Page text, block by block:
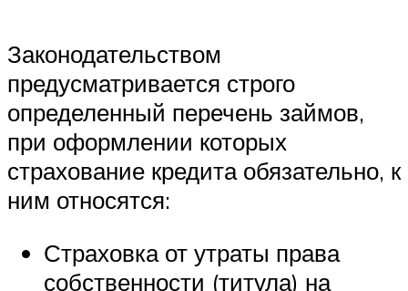
Законодательством
предусматривается строго
определенный перечень займов,
при оформлении которых
страхование кредита обязательно, к
ним относятся:
Страховка от утраты права
собственности (титула) на